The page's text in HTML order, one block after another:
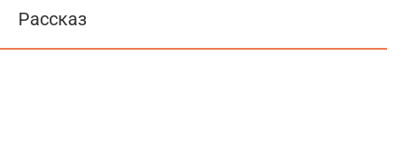
Рассказ